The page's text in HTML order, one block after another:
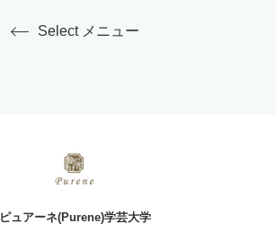
Select メニュー
ピュアーネ(Purene)学芸大学